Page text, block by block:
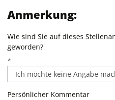
Anmerkung:
Wie sind Sie auf dieses
geworden?
*
Persönlicher Kommentar